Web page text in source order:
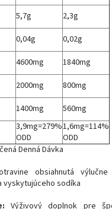
5,7g
2,3g
0,04g
0,02g
4600mg
1840mg
2000mg
800mg
1400mg
560mg
3,9mg=279%
ODD
1,6mg=114%
ODD
Denná Dávka
obsiahnutá
vyskytujúceho sodíka
Výživový doplnok pre